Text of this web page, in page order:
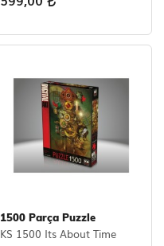
1500 Parça Puzzle
KS 1500 Its About Time